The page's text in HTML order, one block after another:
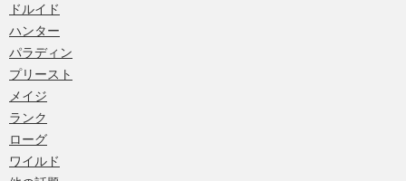
ドルイド
ハンター
パラディン
プリースト
メイジ
ランク
ローグ
ワイルド